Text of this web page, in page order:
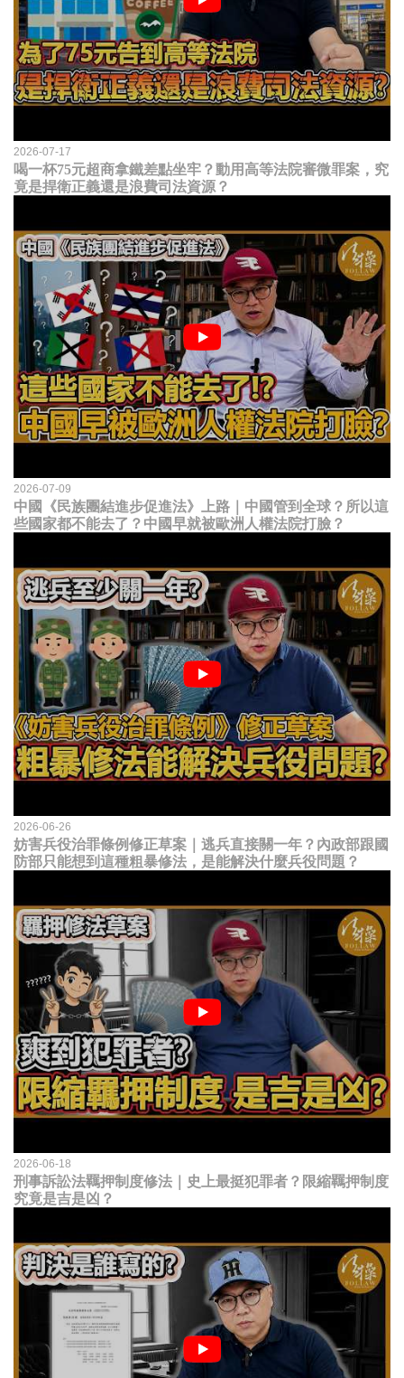
2026-07-17
喝一杯75元超商拿鐵差點坐牢？動用高等法院審微罪案，究
竟是捍衛正義還是浪費司法資源？
2026-07-09
中國《民族團結進步促進法》上路｜中國管到全球？所以這
些國家都不能去了？中國早就被歐洲人權法院打臉？
2026-06-26
妨害兵役治罪條例修正草案｜逃兵直接關一年？內政部跟國
防部只能想到這種粗暴修法，是能解決什麼兵役問題？
2026-06-18
刑事訴訟法羈押制度修法｜史上最挺犯罪者？限縮羈押制度
究竟是吉是凶？